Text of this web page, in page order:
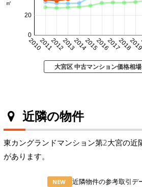
201020112012201320142015201620172018
0
20
大宮区 中古マンション価格相
近隣の物件
東カングランドマンション第2大宮の近
があります。
NEW
近隣物件の参考取引デ